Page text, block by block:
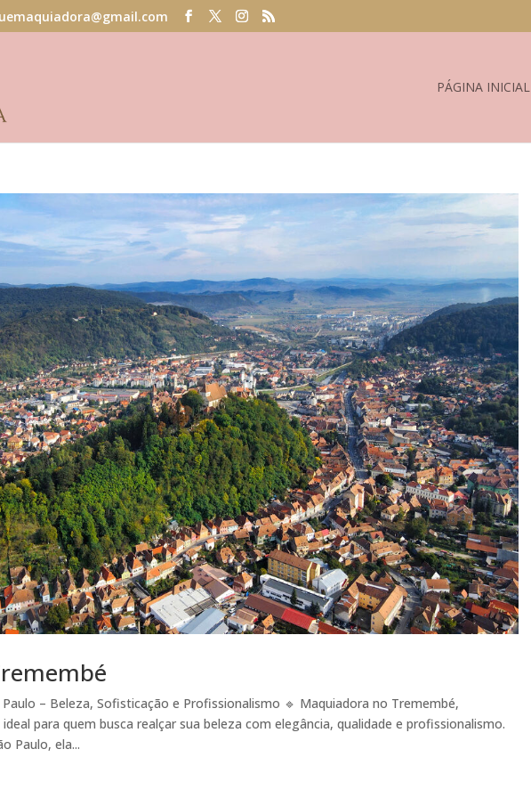
PÁGINA INICIAL
– Beleza, Sofisticação e Profissionalismo 🔹 Maquiadora no Tremembé,
para quem busca realçar sua beleza com elegância, qualidade e profissionalismo.
Paulo, ela...